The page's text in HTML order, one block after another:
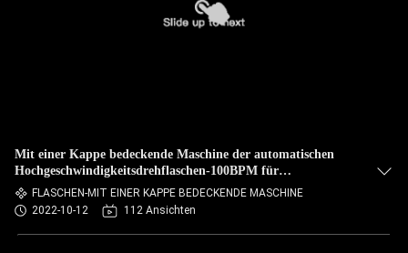
Mit einer Kappe bedeckende Maschine der automatischen
Hochgeschwindigkeitsdrehflaschen-100BPM für
Plastikflasche
FLASCHEN-MIT EINER KAPPE BEDECKENDE MASCHINE
2022-10-12
112 Ansichten